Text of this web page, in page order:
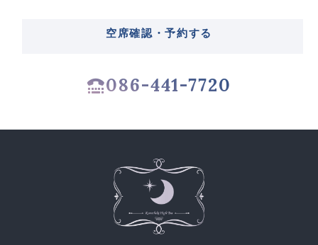
空席確認・予約する
086-441-7720